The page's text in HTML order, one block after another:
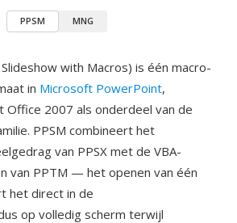
PPSM MNG
with Macros) is één macro-
in Microsoft PowerPoint,
Office 2007 als onderdeel van de
PPSM combineert het
van PPSX met de VBA-
van PPTM — het openen van één
het direct in de
op volledig scherm terwijl